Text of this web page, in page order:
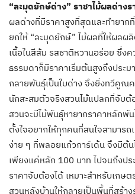
“ละมุดยักษ์ด่าง” ราชาไม้ผลด่าง
ผลด่างที่มีราคาสูงที่สุดและทำยา
ยกให้ “ละมุดยักษ์” ไม้ผลที่ให้ผล
เนื้อในสีส้ม รสชาติหวานอร่อย ซึ่ง
ธรรมดาก็มีราคาเริ่มต้นสูงถึงประ
กลายพันธุ์เป็นใบด่าง จึงยิ่งทวีคูณ
นักสะสมตัวจริง​สวนไม้แปลกที่จับต้
สวนจะมีไม้พันธุ์หายากราคาหลัก
ตั้งใจอยากให้ทุกคนที่สนใจสามารถ
ง่าย ๆ ที่พลอยแก้วการ์เด้น จึงมีต้น
เพียงแค่หลัก 100 บาท ไปจนถึงป
ราคาจับต้องได้ เหมาะสำหรับเกษ
สวนหลังบ้านให้กลายเป็นพื้นที่สร้า